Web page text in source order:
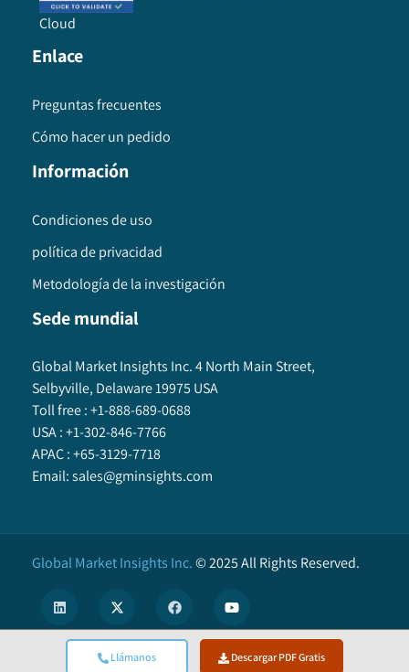
Llámanos Descargar PDF Gratis
Cloud
Enlace
Preguntas frecuentes
Cómo hacer un pedido
Información
Condiciones de uso
política de privacidad
Metodología de la investigación
Sede mundial
Global Market Insights Inc. 4 North Main Street,
Selbyville, Delaware 19975 USA
Toll free :+1-888-689-0688
USA :+1-302-846-7766
APAC :+65-3129-7718
Email:sales@gminsights.com
Global Market Insights Inc.©2025All Rights Reserved.
We use cookies to enhance user experience. ( Privacy Policy